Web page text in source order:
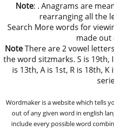
Note: . Anagrams are
rearranging all the
Search More words for
made out
NoteThere are 2 vowel
the word sitzmarks. S is 19th,
is 13th, A is 1st, R is 18th,
Wordmaker is a website which tells
out of any given word in english
include every possible word